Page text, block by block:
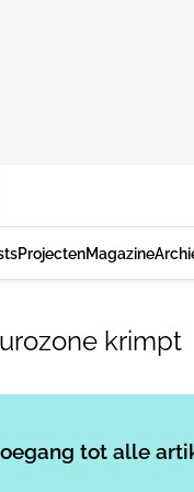
ProjectenMagazine
krimpt
tot alle